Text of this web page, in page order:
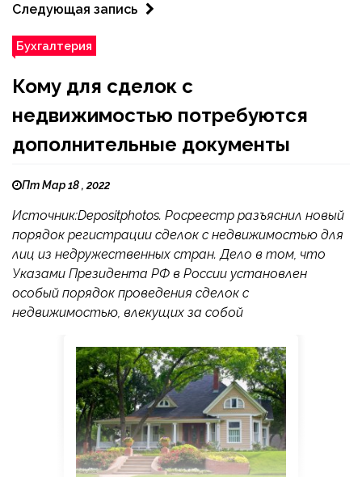
Следующая запись
Бухгалтерия
Кому для сделок с
недвижимостью потребуются
дополнительные документы
Пт Мар 18 , 2022
Источник:Depositphotos. Росреестр разъяснил новый
порядок регистрации сделок с недвижимостью для
лиц из недружественных стран. Дело в том, что
Указами Президента РФ в России установлен
особый порядок проведения сделок с
недвижимостью, влекущих за собой